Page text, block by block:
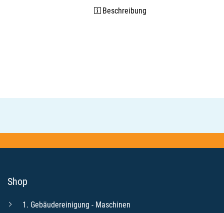
Beschreibung
Shop
1. Gebäudereinigung - Maschinen